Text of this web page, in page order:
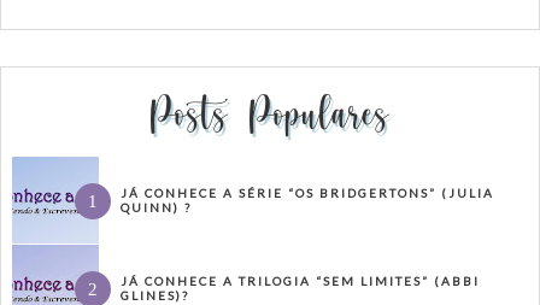
Posts Populares
JÁ CONHECE A SÉRIE “OS BRIDGERTONS” (JULIA
QUINN) ?
JÁ CONHECE A TRILOGIA “SEM LIMITES” (ABBI
GLINES)?